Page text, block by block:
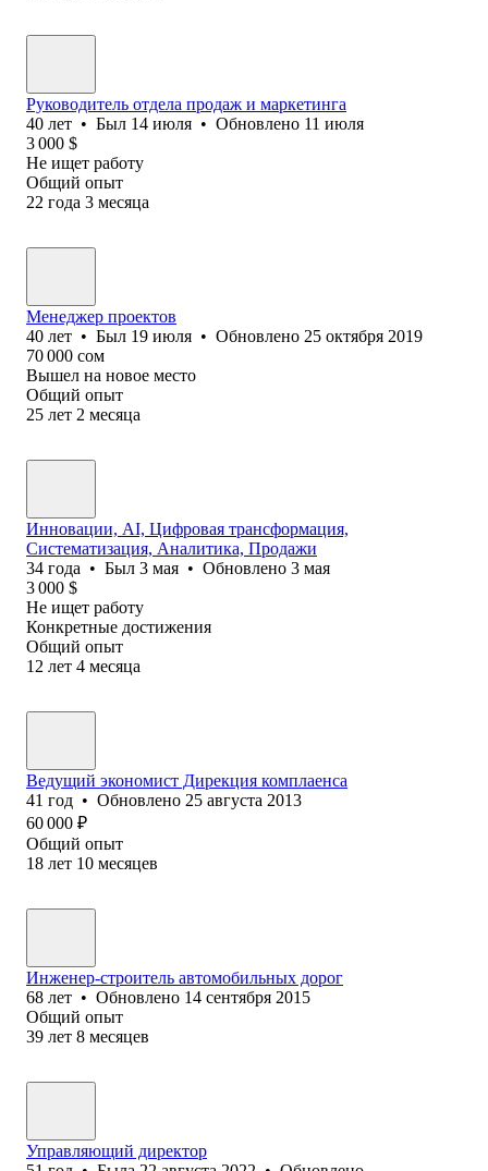
Руководитель отдела продаж и маркетинга
40 лет • Был 14 июля • Обновлено 11 июля
3 000 $
Не ищет работу
Общий опыт
22 года 3 месяца
Менеджер проектов
40 лет • Был 19 июля • Обновлено 25 октября 2019
70 000 сом
Вышел на новое место
Общий опыт
25 лет 2 месяца
Инновации, AI, Цифровая трансформация,
Систематизация, Аналитика, Продажи
34 года • Был 3 мая • Обновлено 3 мая
3 000 $
Не ищет работу
Конкретные достижения
Общий опыт
12 лет 4 месяца
Ведущий экономист Дирекция комплаенса
41 год • Обновлено 25 августа 2013
60 000 ₽
Общий опыт
18 лет 10 месяцев
Инженер-строитель автомобильных дорог
68 лет • Обновлено 14 сентября 2015
Общий опыт
39 лет 8 месяцев
Управляющий директор